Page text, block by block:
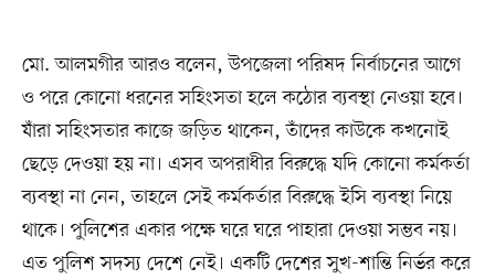
মো. আলমগীর আরও বলেন, উপজেলা পরিষদ নির্বাচনের আগে
ও পরে কোনো ধরনের সহিংসতা হলে কঠোর ব্যবস্থা নেওয়া হবে।
যাঁরা সহিংসতার কাজে জড়িত থাকেন, তাঁদের কাউকে কখনোই
ছেড়ে দেওয়া হয় না। এসব অপরাধীর বিরুদ্ধে যদি কোনো কর্মকর্তা
ব্যবস্থা না নেন, তাহলে সেই কর্মকর্তার বিরুদ্ধে ইসি ব্যবস্থা নিয়ে
থাকে। পুলিশের একার পক্ষে ঘরে ঘরে পাহারা দেওয়া সম্ভব নয়।
এত পুলিশ সদস্য দেশে নেই। একটি দেশের সুখ-শান্তি নির্ভর করে